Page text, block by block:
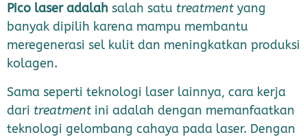
Pico laser adalah salah satu treatment yang
banyak dipilih karena mampu membantu
meregenerasi sel kulit dan meningkatkan produksi
kolagen.
Sama seperti teknologi laser lainnya, cara kerja
dari treatment ini adalah dengan memanfaatkan
teknologi gelombang cahaya pada laser. Dengan